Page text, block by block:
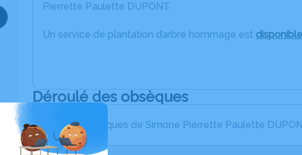
Pierrette Paulette DUPONT.
Un service de plantation d’arbre hommage est
Déroulé des obsèques
Les obsèques de Simone Pierrette Paulette